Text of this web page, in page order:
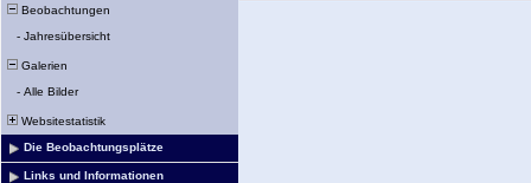
Beobachtungen
- Jahresübersicht
Galerien
- Alle Bilder
Websitestatistik
Die Beobachtungsplätze
Links und Informationen